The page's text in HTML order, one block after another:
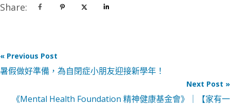
Share:
« Previous Post
暑假做好準備，為自閉症小朋友迎接新學年！
Next Post »
《Mental Health Foundation 精神健康基金會》｜【家有一